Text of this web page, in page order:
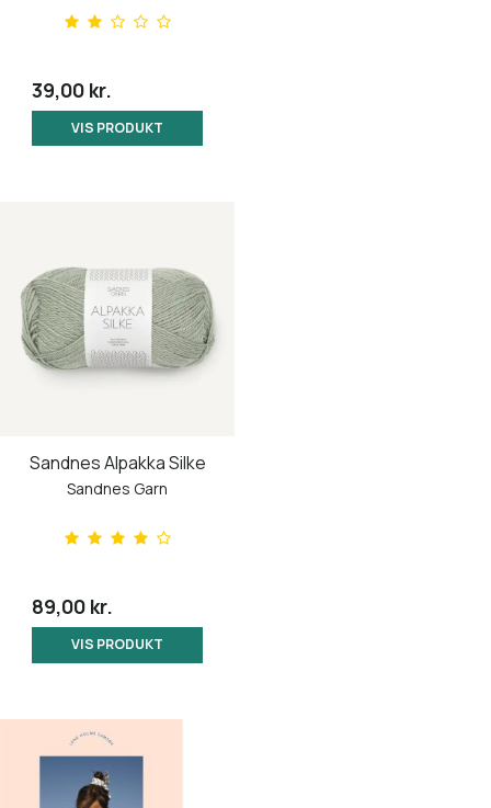
39,00 kr.
VIS PRODUKT
Sandnes Alpakka Silke
Sandnes Garn
89,00 kr.
VIS PRODUKT